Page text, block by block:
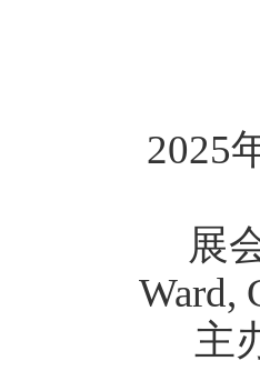
2025
展
Ward,
主